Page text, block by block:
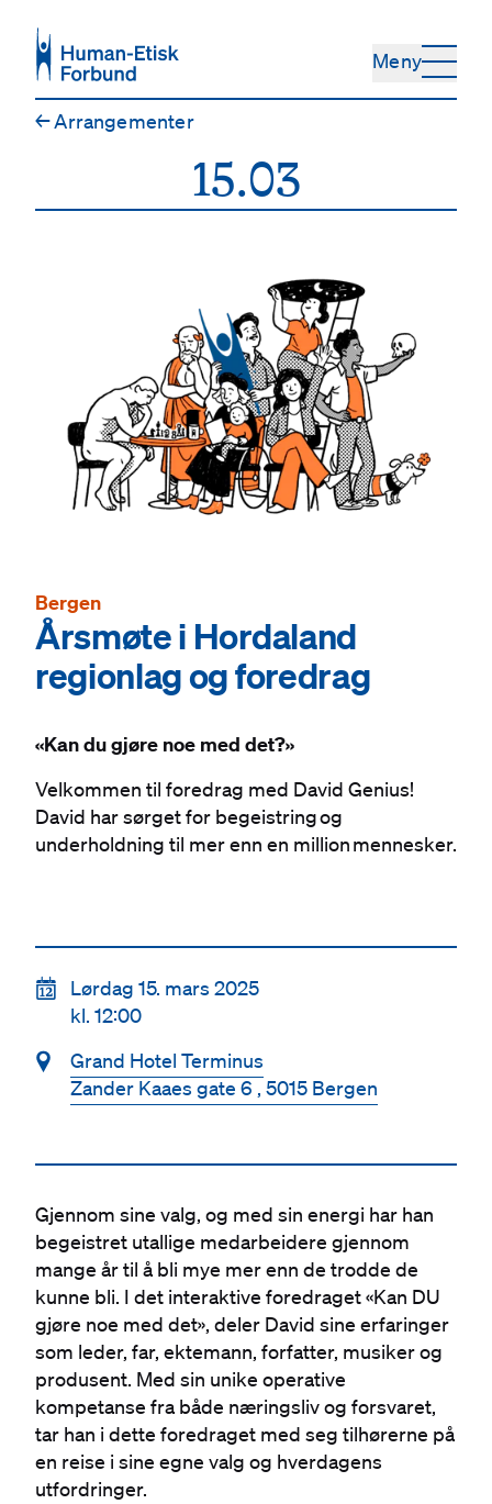
Meny
←Arrangementer
15.03
Bergen
Årsmøte i Hordaland
regionlag og foredrag
«Kan du gjøre noe med det?»
Velkommen til foredrag med David Genius!
David har sørget for begeistring og
underholdning til mer enn en million mennesker.
📆
Lørdag 15. mars 2025
kl. 12:00
📍
Grand Hotel Terminus
Zander Kaaes gate 6 , 5015 Bergen
Gjennom sine valg, og med sin energi har han
begeistret utallige medarbeidere gjennom
mange år til å bli mye mer enn de trodde de
kunne bli. I det interaktive foredraget «Kan DU
gjøre noe med det», deler David sine erfaringer
som leder, far, ektemann, forfatter, musiker og
produsent. Med sin unike operative
kompetanse fra både næringsliv og forsvaret,
tar han i dette foredraget med seg tilhørerne på
en reise i sine egne valg og hverdagens
utfordringer.